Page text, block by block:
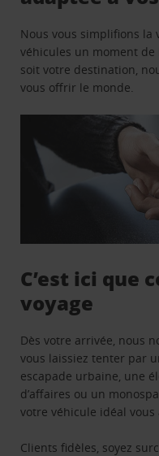
Nous vous simplifions la
véhicules un moment
soit votre destination,
vous offrir le monde.
C’est ici que
voyage
Dès votre arrivée, nous
vous laissiez tenter par
escapade urbaine, une
d’affaires ou un
votre véhicule idéal vous
Clients fidèles, soyez